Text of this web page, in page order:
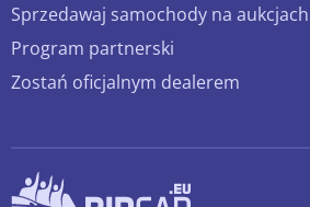
Sprzedawaj samochody na
Program partnerski
Zostań oficjalnym dealerem